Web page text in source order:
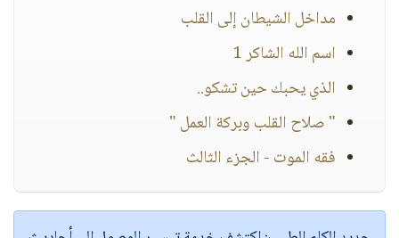
مداخل الشيطان إلى القلب
اسم الله الشاكر 1
الذي يحبك حين تشكو..
" صلاح القلب وبركة العمل "
فقه الموت - الجزء الثالث